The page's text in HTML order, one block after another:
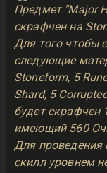
Предмет "Major
скрафчен на
Для того чтобы
следующие
Stoneform, 5
Shard, 5
будет скрафчен
имеющий 560
Для проведения
скилл уровнем